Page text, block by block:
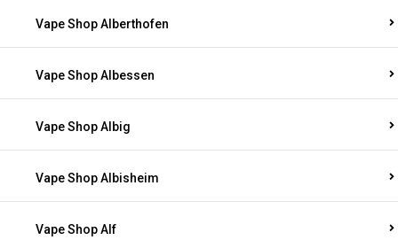
Vape Shop Alberthofen
Vape Shop Albessen
Vape Shop Albig
Vape Shop Albisheim
Vape Shop Alf